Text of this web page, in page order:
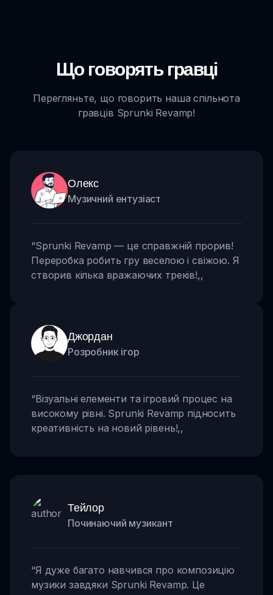
Що говорять гравці
Перегляньте, що говорить наша спільнота
гравців Sprunki Revamp!
Олекс
Музичний ентузіаст
“Sprunki Revamp — це справжній прорив!
Переробка робить гру веселою і свіжою. Я
створив кілька вражаючих треків!,,
Джордан
Розробник ігор
“Візуальні елементи та ігровий процес на
високому рівні. Sprunki Revamp підносить
креативність на новий рівень!,,
Тейлор
Починаючий музикант
“Я дуже багато навчився про композицію
музики завдяки Sprunki Revamp. Це